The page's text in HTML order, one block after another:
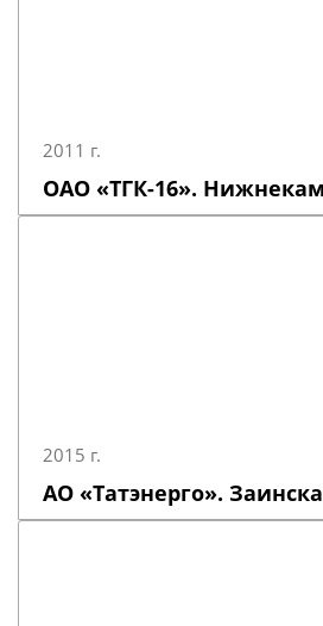
2011 г.
ОАО «ТГК-16».
2015 г.
АО «Татэнерго».